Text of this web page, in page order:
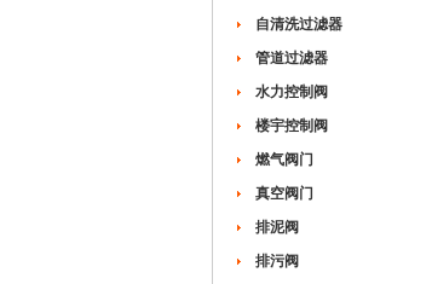
自清洗过滤器
管道过滤器
水力控制阀
楼宇控制阀
燃气阀门
真空阀门
排泥阀
排污阀